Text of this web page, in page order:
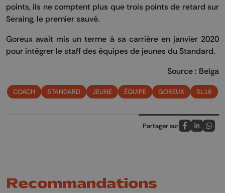
points, ils ne comptent plus que trois points de retard sur
Seraing, le premier sauvé.
Goreux avait mis un terme à sa carrière en janvier 2020
pour intégrer le staff des équipes de jeunes du Standard.
Source : Belga
COACH STANDARD JEUNE ÉQUIPE GOREUX SL16
Partager sur
Partagez sur
Partagez
Recommandations